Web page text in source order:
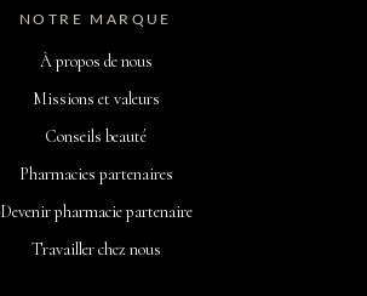
NOTRE MARQUE
À propos de nous
Missions et valeurs
Conseils beauté
Pharmacies partenaires
Devenir pharmacie partenaire
Travailler chez nous